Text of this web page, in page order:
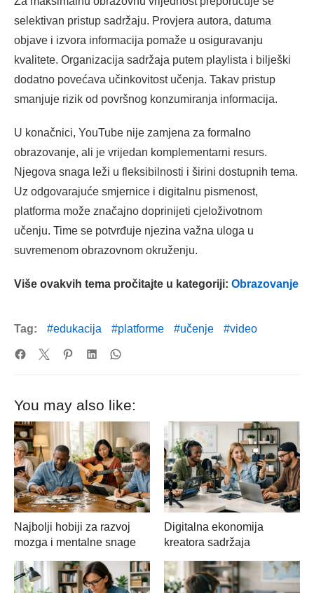
selektivan pristup sadržaju. Provjera autora, datuma
objave i izvora informacija pomaže u osiguravanju
kvalitete. Organizacija sadržaja putem playlista i bilješki
dodatno povećava učinkovitost učenja. Takav pristup
smanjuje rizik od površnog konzumiranja informacija.
U konačnici, YouTube nije zamjena za formalno
obrazovanje, ali je vrijedan komplementarni resurs.
Njegova snaga leži u fleksibilnosti i širini dostupnih tema.
Uz odgovarajuće smjernice i digitalnu pismenost,
platforma može značajno doprinijeti cjeloživotnom
učenju. Time se potvrđuje njezina važna uloga u
suvremenom obrazovnom okruženju.
Više ovakvih tema pročitajte u kategoriji: Obrazovanje
Tag: edukacija platforme učenje video
You may also like:
Najbolji hobiji za razvoj
mozga i mentalne snage
Digitalna ekonomija
kreatora sadržaja